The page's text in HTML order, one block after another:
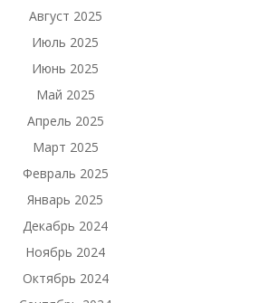
Август 2025
Июль 2025
Июнь 2025
Май 2025
Апрель 2025
Март 2025
Февраль 2025
Январь 2025
Декабрь 2024
Ноябрь 2024
Октябрь 2024